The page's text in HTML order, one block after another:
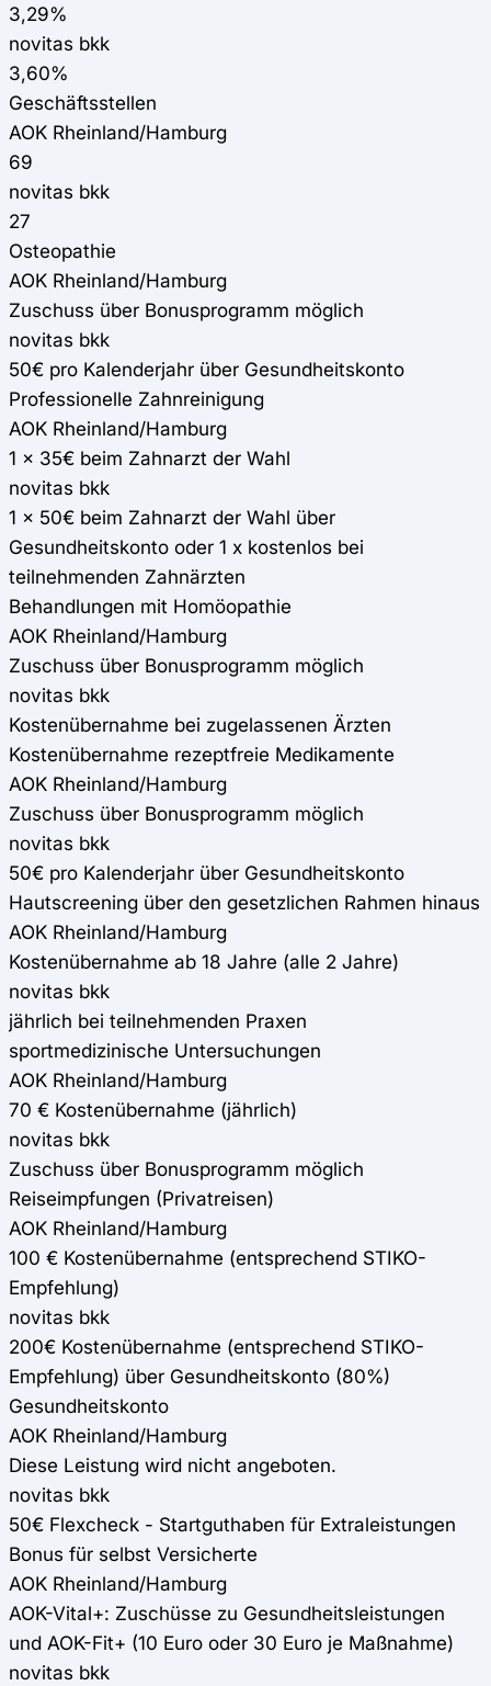
3,29%
novitas bkk
3,60%
Geschäftsstellen
AOK Rheinland/Hamburg
69
novitas bkk
27
Osteopathie
AOK Rheinland/Hamburg
Zuschuss über Bonusprogramm möglich
novitas bkk
50€ pro Kalenderjahr über Gesundheitskonto
Professionelle Zahnreinigung
AOK Rheinland/Hamburg
1 x 35€ beim Zahnarzt der Wahl
novitas bkk
1 x 50€ beim Zahnarzt der Wahl über
Gesundheitskonto oder 1 x kostenlos bei
teilnehmenden Zahnärzten
Behandlungen mit Homöopathie
AOK Rheinland/Hamburg
Zuschuss über Bonusprogramm möglich
novitas bkk
Kostenübernahme bei zugelassenen Ärzten
Kostenübernahme rezeptfreie Medikamente
AOK Rheinland/Hamburg
Zuschuss über Bonusprogramm möglich
novitas bkk
50€ pro Kalenderjahr über Gesundheitskonto
Hautscreening über den gesetzlichen Rahmen hinaus
AOK Rheinland/Hamburg
Kostenübernahme ab 18 Jahre (alle 2 Jahre)
novitas bkk
jährlich bei teilnehmenden Praxen
sportmedizinische Untersuchungen
AOK Rheinland/Hamburg
70 € Kostenübernahme (jährlich)
novitas bkk
Zuschuss über Bonusprogramm möglich
Reiseimpfungen (Privatreisen)
AOK Rheinland/Hamburg
100 € Kostenübernahme (entsprechend STIKO-
Empfehlung)
novitas bkk
200€ Kostenübernahme (entsprechend STIKO-
Empfehlung) über Gesundheitskonto (80%)
Gesundheitskonto
AOK Rheinland/Hamburg
Diese Leistung wird nicht angeboten.
novitas bkk
50€ Flexcheck - Startguthaben für Extraleistungen
Bonus für selbst Versicherte
AOK Rheinland/Hamburg
AOK-Vital+: Zuschüsse zu Gesundheitsleistungen
und AOK-Fit+ (10 Euro oder 30 Euro je Maßnahme)
novitas bkk